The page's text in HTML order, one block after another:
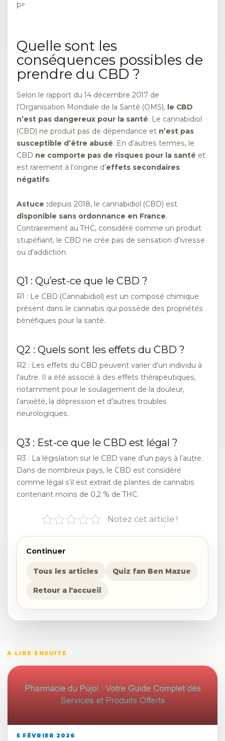
p>
Quelle sont les
conséquences possibles de
prendre du CBD ?
Selon le rapport du 14 décembre 2017 de
l’Organisation Mondiale de la Santé (OMS), le CBD
n’est pas dangereux pour la santé. Le cannabidiol
(CBD) ne produit pas de dépendance et n’est pas
susceptible d’être abusé. En d’autres termes, le
CBD ne comporte pas de risques pour la santé et
est rarement à l’origine d’effets secondaires
négatifs.
Astuce :depuis 2018, le cannabidiol (CBD) est
disponible sans ordonnance en France.
Contrairement au THC, considéré comme un produit
stupéfiant, le CBD ne crée pas de sensation d’ivresse
ou d’addiction.
Q1 : Qu’est-ce que le CBD ?
R1 : Le CBD (Cannabidiol) est un composé chimique
présent dans le cannabis qui possède des propriétés
bénéfiques pour la santé.
Q2 : Quels sont les effets du CBD ?
R2 : Les effets du CBD peuvent varier d’un individu à
l’autre. Il a été associé à des effets thérapeutiques,
notamment pour le soulagement de la douleur,
l’anxiété, la dépression et d’autres troubles
neurologiques.
Q3 : Est-ce que le CBD est légal ?
R3 : La législation sur le CBD varie d’un pays à l’autre.
Dans de nombreux pays, le CBD est considéré
comme légal s’il est extrait de plantes de cannabis
contenant moins de 0,2 % de THC.
Notez cet article !
Continuer
Tous les articles Quiz fan Ben Mazue
Retour a l'accueil
A LIRE ENSUITE
5 FÉVRIER 2026